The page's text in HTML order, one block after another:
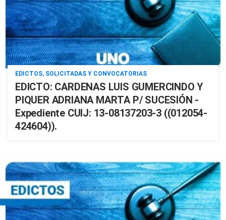
EDICTOS, SOLICITADAS Y CONVOCATORIAS
EDICTO: CARDENAS LUIS GUMERCINDO Y
PIQUER ADRIANA MARTA P/ SUCESIÓN -
Expediente CUIJ: 13-08137203-3 ((012054-
424604)).